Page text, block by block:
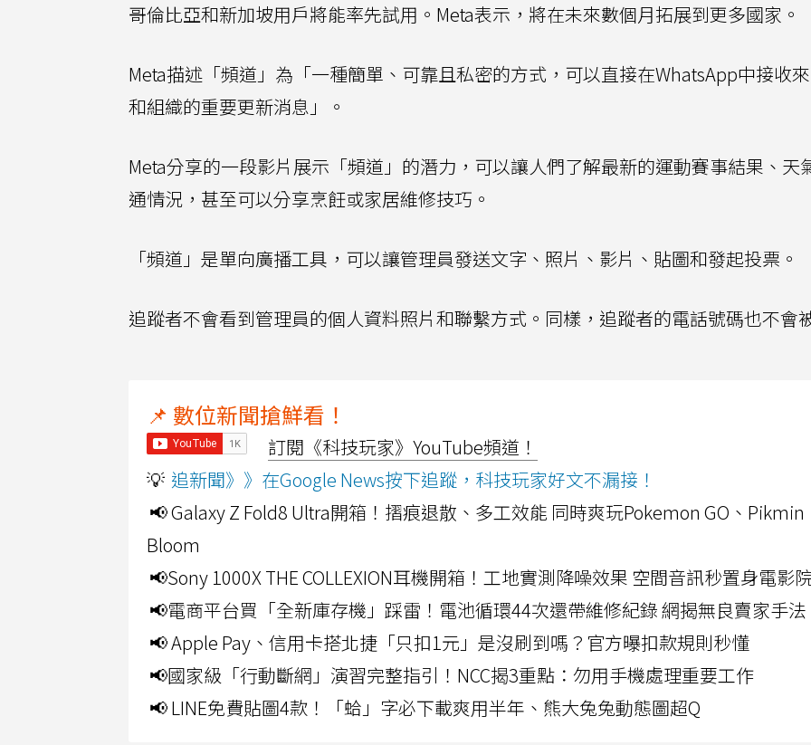
哥倫比亞和新加坡用戶將能率先試用。Meta表示，將在未來數個月拓展到更多國家。
Meta描述「頻道」為「一種簡單、可靠且私密的方式，可以直接在WhatsApp中接收
和組織的重要更新消息」。
Meta分享的一段影片展示「頻道」的潛力，可以讓人們了解最新的運動賽事結果、天
通情況，甚至可以分享烹飪或家居維修技巧。
「頻道」是單向廣播工具，可以讓管理員發送文字、照片、影片、貼圖和發起投票。
追蹤者不會看到管理員的個人資料照片和聯繫方式。同樣，追蹤者的電話號碼也不會
📌 數位新聞搶鮮看！
訂閱《科技玩家》YouTube頻道！
💡 追新聞》》在Google News按下追蹤，科技玩家好文不漏接！
📢 Galaxy Z Fold8 Ultra開箱！摺痕退散、多工效能 同時爽玩Pokemon GO、Pikmin
Bloom
📢Sony 1000X THE COLLEXION耳機開箱！工地實測降噪效果 空間音訊秒置身電影
📢電商平台買「全新庫存機」踩雷！電池循環44次還帶維修紀錄 網揭無良賣家手法
📢 Apple Pay、信用卡搭北捷「只扣1元」是沒刷到嗎？官方曝扣款規則秒懂
📢國家級「行動斷網」演習完整指引！NCC揭3重點：勿用手機處理重要工作
📢 LINE免費貼圖4款！「蛤」字必下載爽用半年、熊大兔兔動態圖超Q